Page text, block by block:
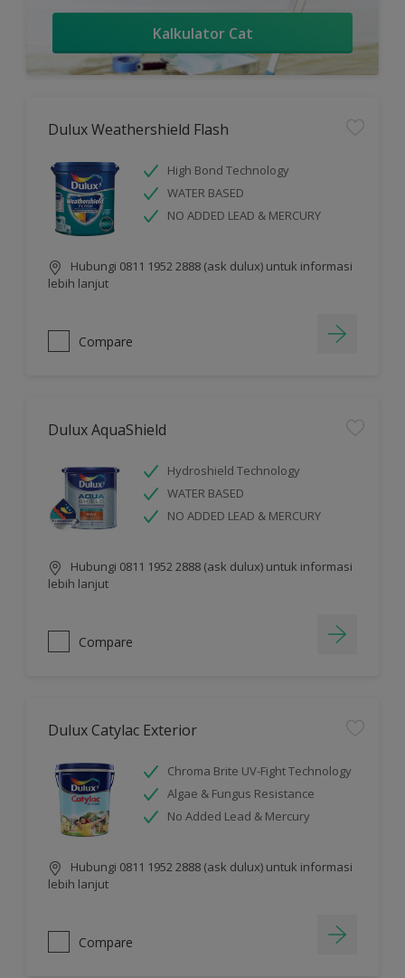
Kalkulator Cat
Dulux Weathershield Flash
High Bond Technology
WATER BASED
NO ADDED LEAD & MERCURY
Hubungi 0811 1952 2888 (ask dulux) untuk informasi
lebih lanjut
Compare
Dulux AquaShield
Hydroshield Technology
WATER BASED
NO ADDED LEAD & MERCURY
Hubungi 0811 1952 2888 (ask dulux) untuk informasi
lebih lanjut
Compare
Dulux Catylac Exterior
Chroma Brite UV-Fight Technology
Algae & Fungus Resistance
No Added Lead & Mercury
Hubungi 0811 1952 2888 (ask dulux) untuk informasi
lebih lanjut
Compare